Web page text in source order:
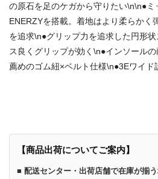
の原石を足のケガから守りたい\n\n●
ENERZYを搭載。着地はより柔らかく
を追求\n●グリップ力を追求した円形
ス良くグリップが効く\n●インソール
薦めのゴム紐×ベルト仕様\n●3Eワイド
【商品出荷についてご案内】
■ 配送センター・出荷店舗で在庫が揃